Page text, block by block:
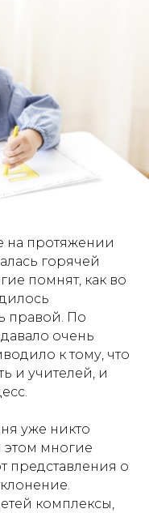
на протяжении
горячей
помнят, как во
правой. По
очень
к тому, что
и учителей, и
уже никто
этом многие
представления о
комплексы,